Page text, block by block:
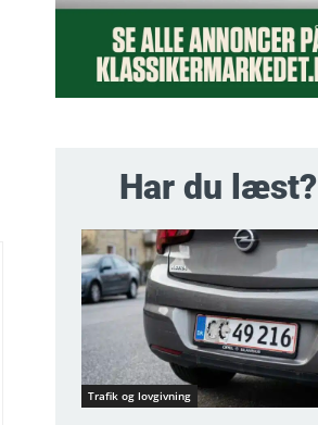
Har du læst?
Trafik og lovgivning